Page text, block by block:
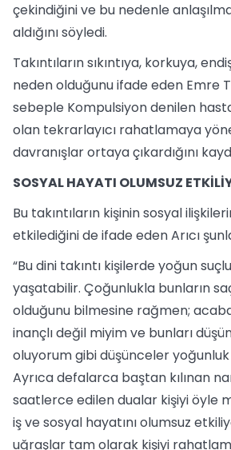
çekindiğini ve bu nedenle
aldığını söyledi.
Takıntıların sıkıntıya, korkuya,
neden olduğunu ifade eden Emre
sebeple Kompulsiyon denilen
olan tekrarlayıcı rahatlamaya
davranışlar ortaya çıkardığını
SOSYAL HAYATI OLUMSUZ
Bu takıntıların kişinin sosyal
etkilediğini de ifade eden Arıcı
“Bu dini takıntı kişilerde yoğun
yaşatabilir. Çoğunlukla bunların
olduğunu bilmesine rağmen;
inançlı değil miyim ve bunları
oluyorum gibi düşünceler
Ayrıca defalarca baştan kılınan
saatlerce edilen dualar kişiyi öyle
iş ve sosyal hayatını olumsuz
uğraşlar tam olarak kişiyi